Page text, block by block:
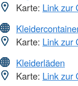
Karte: Link zur
Karte: Link zur
Kleiderläden
Karte: Link zur